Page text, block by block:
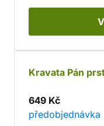
Kravata Pán
649 Kč
předobjednávka